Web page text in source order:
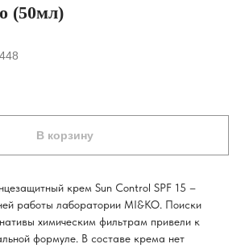
(50мл)
В корзину
крем Sun Control SPF 15 –
работы лаборатории MI&KO. Поиски
химическим фильтрам привели к
формуле. В составе крема нет